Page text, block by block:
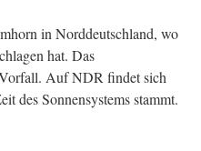
in Norddeutschland, wo
hat. Das
Auf NDR findet sich
des Sonnensystems stammt.